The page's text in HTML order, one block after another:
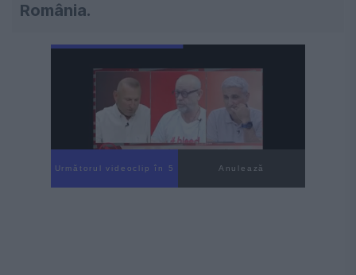
România.
Următorul videoclip în 3 Anulează